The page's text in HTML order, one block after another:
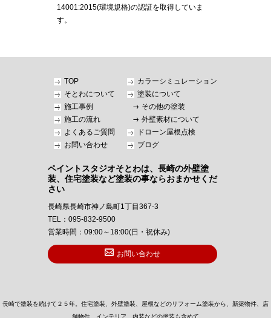
14001:2015(環境規格)の認証を取得していま
す。
TOP
そとわについて
施工事例
施工の流れ
よくあるご質問
お問い合わせ
カラーシミュレーション
塗装について
その他の塗装
外壁素材について
ドローン屋根点検
ブログ
ペイントスタジオそとわは、長崎の外壁塗
装、住宅塗装など塗装の事ならおまかせくだ
さい
長崎県長崎市神ノ島町1丁目367-3
TEL：095-832-9500
営業時間：09:00～18:00(日・祝休み)
お問い合わせ
長崎で塗装を続けて２５年。住宅塗装、外壁塗装、屋根などのリフォーム塗装から、新築物件、店
舗物件、インテリア、内装などの塗装も含めて